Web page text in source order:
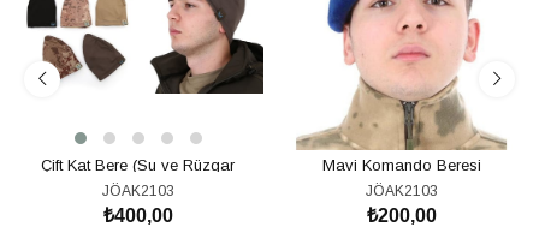
Çift Kat Bere (Su ve Rüzgar
Geçirmez)
JÖAK2103
₺400,00
Mavi Komando Beresi
JÖAK2103
₺200,00